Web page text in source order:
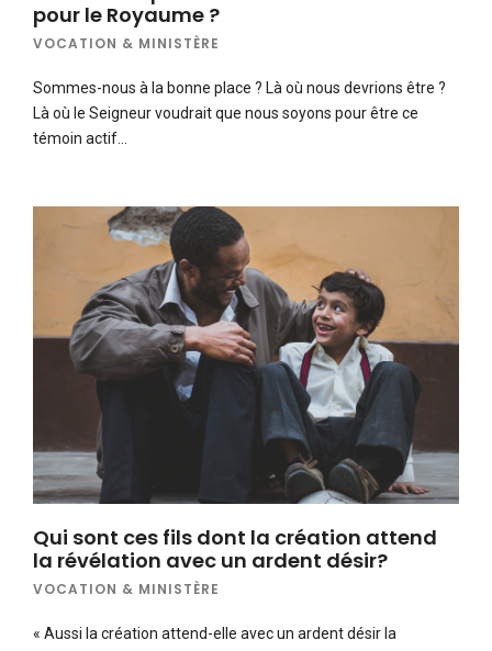
pour le Royaume ?
VOCATION & MINISTÈRE
Sommes-nous à la bonne place ? Là où nous devrions être ?
Là où le Seigneur voudrait que nous soyons pour être ce
témoin actif…
Qui sont ces fils dont la création attend
la révélation avec un ardent désir?
VOCATION & MINISTÈRE
« Aussi la création attend-elle avec un ardent désir la